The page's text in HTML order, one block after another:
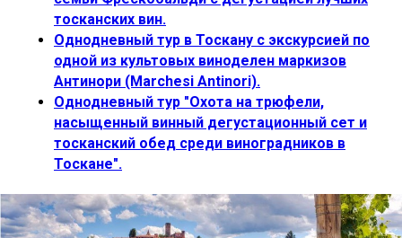
тосканских вин.
Однодневный тур в Тоскану с экскурсией по
одной из культовых виноделен маркизов
Антинори (Marchesi Antinori).
Однодневный тур "Охота на трюфели,
насыщенный винный дегустационный сет и
тосканский обед среди виноградников в
Тоскане".